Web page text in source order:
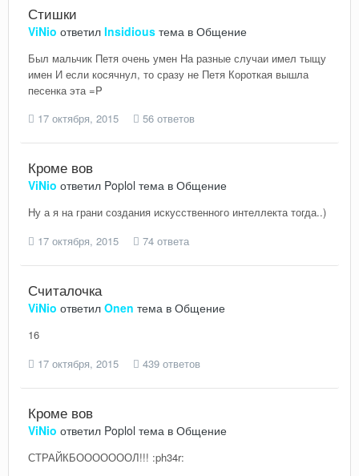
Стишки
ViNio ответил Insidious тема в Общение
Был мальчик Петя очень умен На разные случаи имел тыщу
имен И если косячнул, то сразу не Петя Короткая вышла
песенка эта =P
17 октября, 2015
56 ответов
Кроме вов
ViNio ответил Poplol тема в Общение
Ну а я на грани создания искусственного интеллекта тогда..)
17 октября, 2015
74 ответа
Считалочка
ViNio ответил Onen тема в Общение
16
17 октября, 2015
439 ответов
Кроме вов
ViNio ответил Poplol тема в Общение
СТРАЙКБОООООООЛ!!! :ph34r: